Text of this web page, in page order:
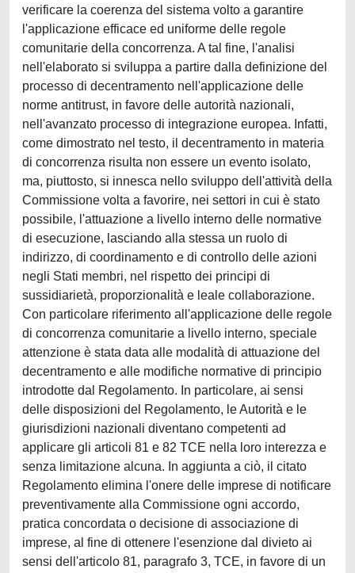
verificare la coerenza del sistema volto a garantire
l'applicazione efficace ed uniforme delle regole
comunitarie della concorrenza. A tal fine, l'analisi
nell'elaborato si sviluppa a partire dalla definizione del
processo di decentramento nell'applicazione delle
norme antitrust, in favore delle autorità nazionali,
nell'avanzato processo di integrazione europea. Infatti,
come dimostrato nel testo, il decentramento in materia
di concorrenza risulta non essere un evento isolato,
ma, piuttosto, si innesca nello sviluppo dell'attività della
Commissione volta a favorire, nei settori in cui è stato
possibile, l'attuazione a livello interno delle normative
di esecuzione, lasciando alla stessa un ruolo di
indirizzo, di coordinamento e di controllo delle azioni
negli Stati membri, nel rispetto dei principi di
sussidiarietà, proporzionalità e leale collaborazione.
Con particolare riferimento all'applicazione delle regole
di concorrenza comunitarie a livello interno, speciale
attenzione è stata data alle modalità di attuazione del
decentramento e alle modifiche normative di principio
introdotte dal Regolamento. In particolare, ai sensi
delle disposizioni del Regolamento, le Autorità e le
giurisdizioni nazionali diventano competenti ad
applicare gli articoli 81 e 82 TCE nella loro interezza e
senza limitazione alcuna. In aggiunta a ciò, il citato
Regolamento elimina l'onere delle imprese di notificare
preventivamente alla Commissione ogni accordo,
pratica concordata o decisione di associazione di
imprese, al fine di ottenere l'esenzione dal divieto ai
sensi dell'articolo 81, paragrafo 3, TCE, in favore di un